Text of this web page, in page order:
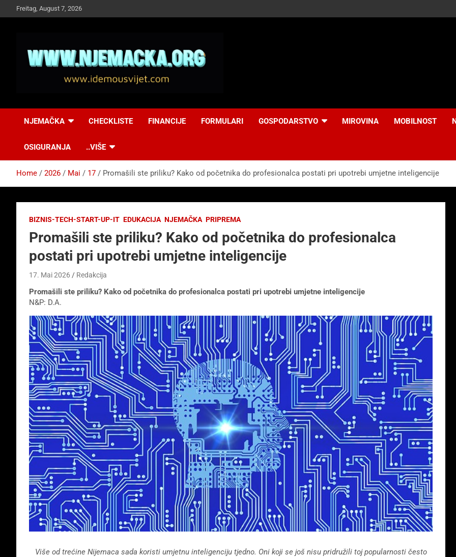
to
Freitag, August 7, 2026
Idemo u Svijet-
NJEMAČKA CHECKLISTE FINANCIJE FORMULARI GOSPODARSTVO MIROVINA MOBILNOST
OSIGURANJA ..VIŠE
Home 2026 Mai 17 Promašili ste priliku? Kako od početnika do profesionalca postati pri upotrebi umjetne inteligencije
BIZNIS-TECH-START-UP-IT EDUKACIJA NJEMAČKA PRIPREMA
Promašili ste priliku? Kako od početnika do profesionalca
postati pri upotrebi umjetne inteligencije
17. Mai 2026 Redakcija
Promašili ste priliku? Kako od početnika do profesionalca postati pri upotrebi umjetne inteligencije
N&P: D.A.
Više od trećine Nijemaca sada koristi umjetnu inteligenciju tjedno. Oni koji se još nisu pridružili toj popularnosti često